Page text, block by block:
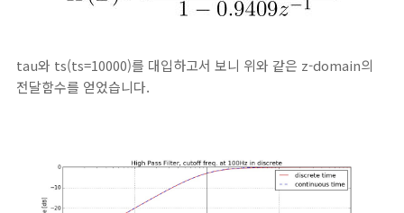
tau와 ts(ts=10000)를 대입하고서 보니 위와 같은 z-domain의
전달함수를 얻었습니다.